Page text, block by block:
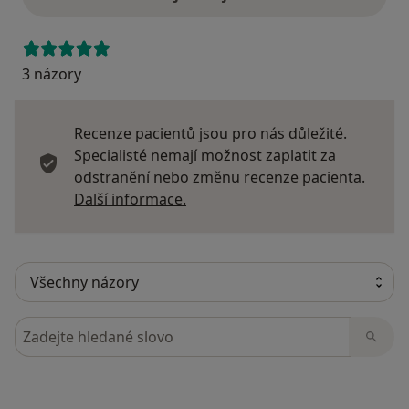
3 názory
Recenze pacientů jsou pro nás důležité.
Specialisté nemají možnost zaplatit za
odstranění nebo změnu recenze pacienta.
Další informace.
Hledejte v názorech